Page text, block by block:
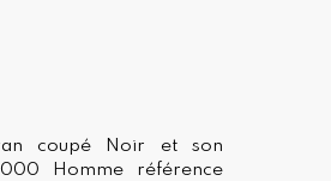
coupé Noir et son
Homme référence